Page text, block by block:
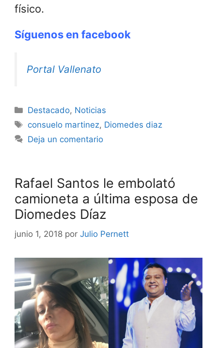
físico.
Síguenos en facebook
Portal Vallenato
Destacado, Noticias
consuelo martinez, Diomedes diaz
Deja un comentario
Rafael Santos le embolató
camioneta a última esposa de
Diomedes Díaz
junio 1, 2018 por Julio Pernett